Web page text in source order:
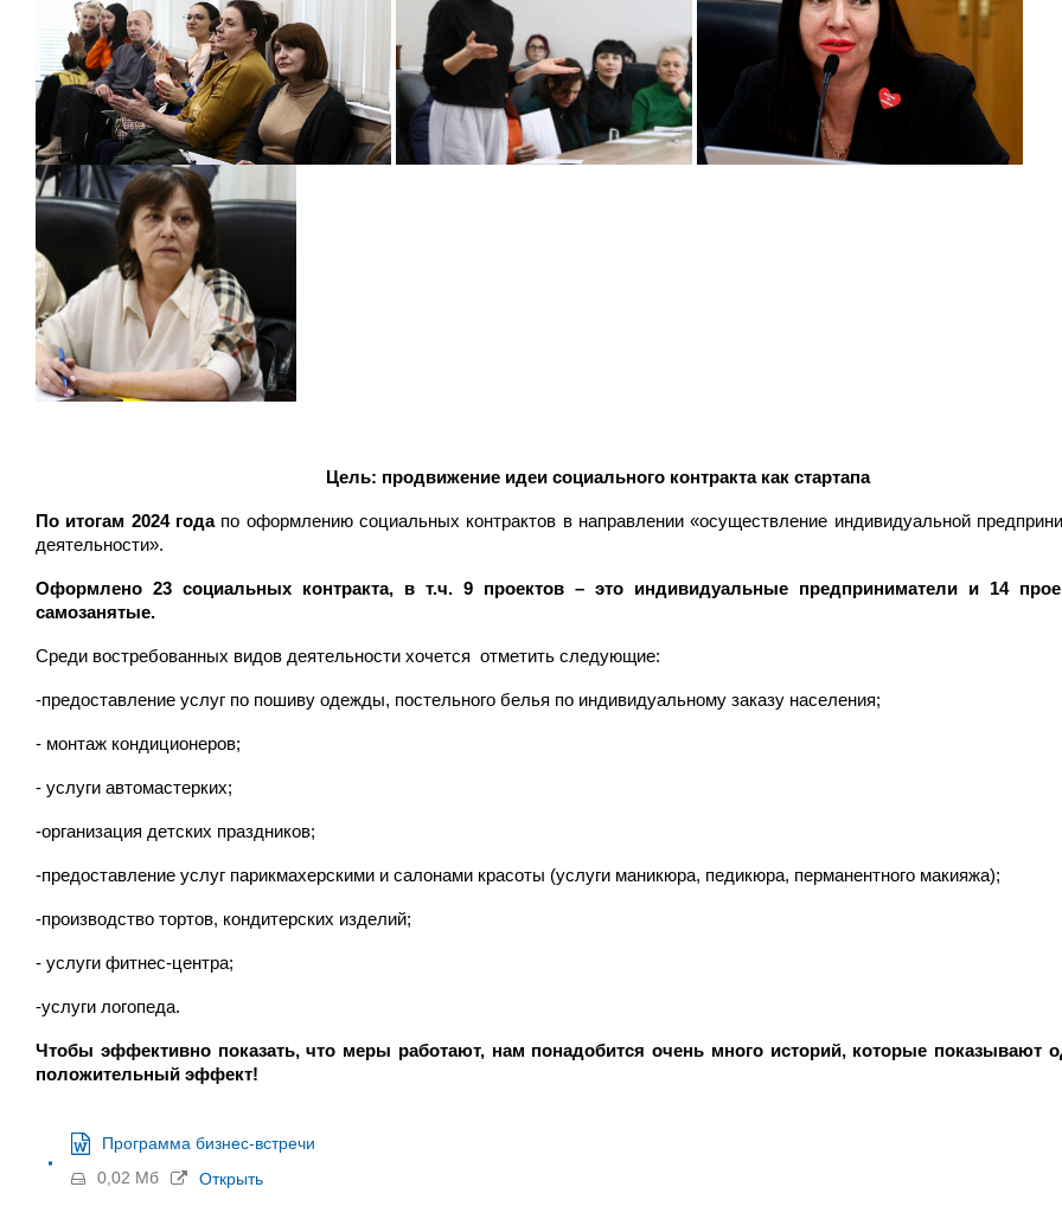
Цель: продвижение идеи социального контракта как стартапа
По итогам 2024 годапо оформлению социальных контрактов в направлении «осуществление индивидуальной
деятельности».
Оформлено 23 социальных контракта, в т.ч. 9 проектов – это индивидуальные предприниматели и 14
самозанятые.
Среди востребованных видов деятельности хочется отметить следующие:
-предоставление услуг по пошиву одежды, постельного белья по индивидуальному заказу населения;
- монтаж кондиционеров;
- услуги автомастерких;
-организация детских праздников;
-предоставление услуг парикмахерскими и салонами красоты (услуги маникюра, педикюра, перманентного макияжа);
-производство тортов, кондитерских изделий;
- услуги фитнес-центра;
-услуги логопеда.
Чтобы эффективно показать, что меры работают, нам понадобится очень много историй, которые показывают
положительный эффект!
Программа бизнес-встречи
0,02 Мб
Открыть